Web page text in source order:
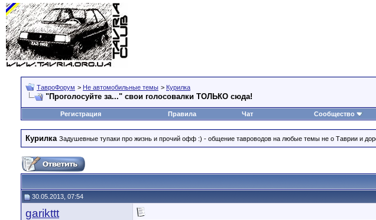
ТавроФорум > Не автомобильные темы > Курилка
"Проголосуйте за..." свои голосовалки ТОЛЬКО сюда!
Регистрация Правила Чат Сообщество
Курилка Задушевные тупаки про жизнь и прочий офф :) - общение тавроводов на любые темы не о Таврии и
30.05.2013, 07:54
garikttt